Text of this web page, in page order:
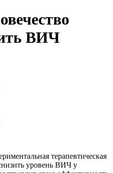
ВИЧ
терапевтическая
уровень ВИЧ у